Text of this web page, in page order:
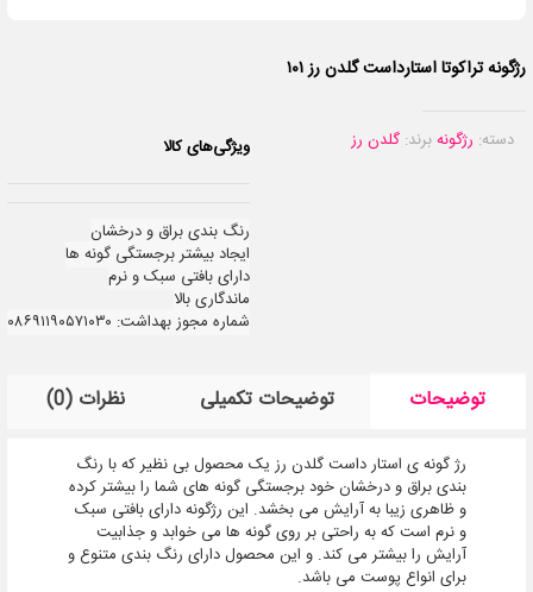
رژگونه تراکوتا استارداست گلدن رز ۱۰۱
ویژگی‌های کالا
رنگ بندی براق و درخشان
ایجاد بیشتر برجستگی گونه ها
دارای بافتی سبک و نرم
ماندگاری بالا
شماره مجوز بهداشت: ۰۸۶۹۱۱۹۰۵۷۱۰۳۰
دسته: رژگونهبرند: گلدن رز
توضیحات توضیحات تکمیلی نظرات (0)
رژ گونه ی استار داست گلدن رز یک محصول بی نظیر که با رنگ
بندی براق و درخشان خود برجستگی گونه های شما را بیشتر کرده
و ظاهری زیبا به آرایش می بخشد. این رژگونه دارای بافتی سبک
و نرم است که به راحتی بر روی گونه ها می خوابد و جذابیت
آرایش را بیشتر می کند. و این محصول دارای رنگ بندی متنوع و
برای انواع پوست می باشد.